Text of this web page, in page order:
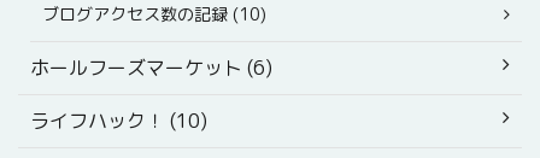
ブログアクセス数の記録 (10)
ホールフーズマーケット (6)
ライフハック！ (10)